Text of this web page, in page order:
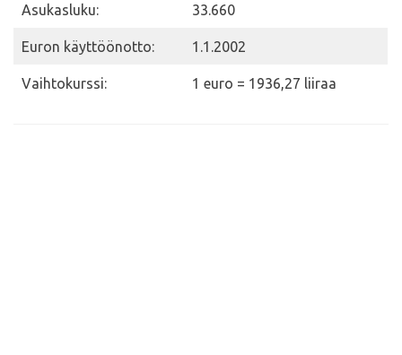
Asukasluku: 33.660
Euron käyttöönotto: 1.1.2002
Vaihtokurssi: 1 euro = 1936,27 liiraa